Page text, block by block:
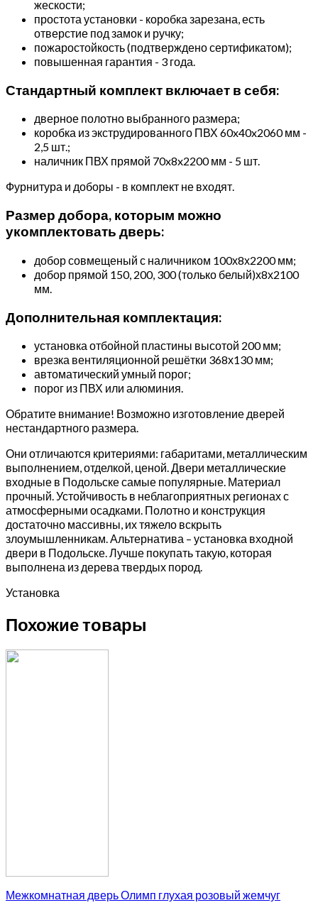
жескости;
простота установки - коробка зарезана, есть
отверстие под замок и ручку;
пожаростойкость (подтверждено сертификатом);
повышенная гарантия - 3 года.
Стандартный комплект включает в себя:
дверное полотно выбранного размера;
коробка из экструдированного ПВХ 60x40x2060 мм -
2,5 шт.;
наличник ПВХ прямой 70x8x2200 мм - 5 шт.
Фурнитура и доборы - в комплект не входят.
Размер добора, которым можно
укомплектовать дверь:
добор совмещеный с наличником 100х8х2200 мм;
добор прямой 150, 200, 300 (только белый)х8х2100
мм.
Дополнительная комплектация:
установка отбойной пластины высотой 200 мм;
врезка вентиляционной решётки 368х130 мм;
автоматический умный порог;
порог из ПВХ или алюминия.
Обратите внимание! Возможно изготовление дверей
нестандартного размера.
Они отличаются критериями: габаритами, металлическим
выполнением, отделкой, ценой. Двери металлические
входные в Подольске самые популярные. Материал
прочный. Устойчивость в неблагоприятных регионах с
атмосферными осадками. Полотно и конструкция
достаточно массивны, их тяжело вскрыть
злоумышленникам. Альтернатива – установка входной
двери в Подольске. Лучше покупать такую, которая
выполнена из дерева твердых пород.
Установка
Похожие товары
Межкомнатная дверь Олимп глухая розовый жемчуг